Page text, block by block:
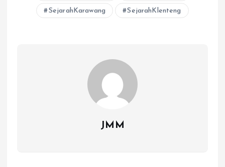
p o a s n
SejarahKarawang SejarahKlenteng
JMM